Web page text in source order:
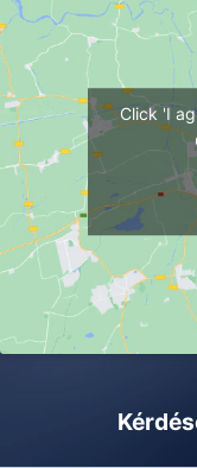
Click 'I